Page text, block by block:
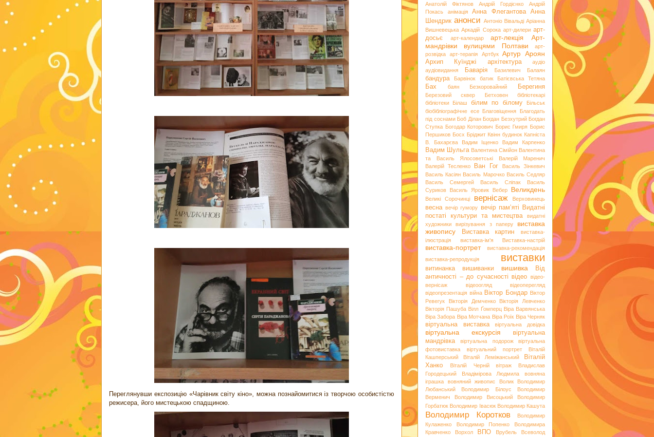
Переглянувши експозицію «Чарівник світу кіно», можна познайомитися із творчою особистістю
режисера, його мистецькою спадщиною.
Анатолій Фіктянов
Андрій Гордієнко
Андрій
Покась
анімація Анна Флегантова
Анна
Шендрик анонси Антоніо Вівальді Аріанна
Вишневецька Аркадій Сорока арт-дилери арт-
досьє
арт-календар арт-лекція
Арт-
мандрівки вулицями Полтави
арт-
розвідка
арт-терапія Артбук Артур Ароян
Архип Куїнджі архітектура
аудіо
аудіовидання
Баварія Базилевич Балаян
бандура Барвінок батик Батієвська Тетяна
Бах баян Безкоровайний Берегиня
Березовий сквер Бетховен
бібліотекарі
бібліотеки
Білаш білим по білому
Більськ
біобібліографічне есе
Благовіщення
Благодать
під соснами Боб Ділан Богдан Безхутрий Богдан
Ступка Богодар Которович Борис Гмиря Борис
Першиков Босх Бріджит Квінн будинок Капніста
В. Бахарєва
Вадим Іщенко Вадим Карпенко
Вадим Шульга Валентина Сімійон Валентина
та Василь Ялосоветські
Валерій Маренич
Валерій Тесленко
Ван Гог
Василь Зінкевич
Василь Касіян Василь Марочко Василь Седляр
Василь Семергей
Василь Сліпак
Василь
Суриков
Василь Яровик Вебер Великдень
Великі Сорочинці вернісаж Верховинець
весна вечір гумору вечір пам’яті
Видатні
постаті культури та мистецтва
видатні
художники
вирізування з паперу
виставка
живопису
Виставка картин
виставка-
ілюстрація
виставка-ім'я Виставка-настрій
виставка-портрет
виставка-рекомендація
виставка-репродукція
виставки
витинанка вишиванки вишивка
Від
античності – до сучасності відео відео-
вернісаж
відеоогляд
відеоперегляд
відеопрезентація війна Віктор Бондар Віктор
Ревегук
Вікторія Демченко
Вікторія Левченко
Вікторія Пашуба Вілл Ґомперц Віра Варвянська
Віра Забора Віра Мотчана Віра Роїк Віра Черняк
віртуальна виставка віртуальна довідка
віртуальна екскурсія
віртуальна
мандрівка
віртуальна подорож
віртуальна
фотовиставка
віртуальний портрет
Віталій
Кашперський
Віталій Леміжанський
Віталій
Ханко
Віталій Черній вітраж
Владислав
Городецький
Владімірова Людмила
вовняна
іграшка
вовняний живопис Волик
Володимир
Любанський
Володимир Білоус
Володимир
Верменич
Володимир Висоцький
Володимир
Горбатюк Володимир Івасюк Володимир Кашута
Володимир Коротков
Володимир
Кулаженко
Володимир Попенко
Володимира
Кравченко
Ворхол ВПО Врубель
Всеволод